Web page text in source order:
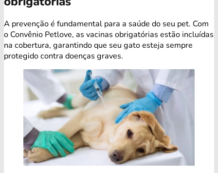
A prevenção é fundamental para a saúde do seu pet. Com
o Convênio Petlove, as vacinas obrigatórias estão incluídas
na cobertura, garantindo que seu gato esteja sempre
protegido contra doenças graves.